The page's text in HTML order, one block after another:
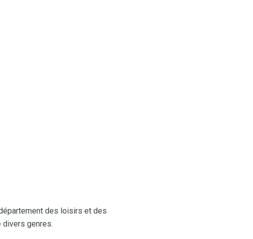
des loisirs et des
divers genres.